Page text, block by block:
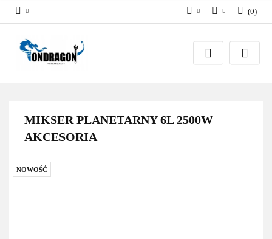
PLNZaloguj się
Załóż konto
(0)
MIKSER PLANETARNY 6L 2500W
AKCESORIA
NOWOŚĆ